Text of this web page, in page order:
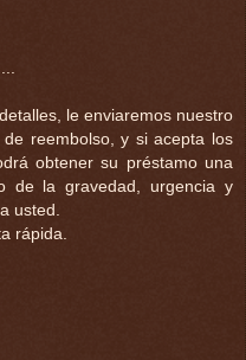
le enviaremos nuestro
reembolso, y si acepta los
obtener su préstamo una
de la gravedad, urgencia y
usted.
rápida.